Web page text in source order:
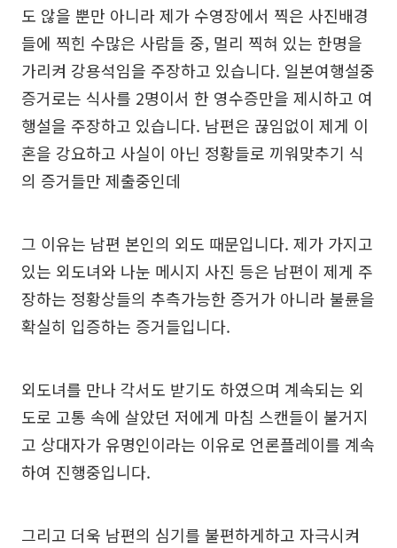
도 않을 뿐만 아니라 제가 수영장에서 찍은 사진배경
들에 찍힌 수많은 사람들 중, 멀리 찍혀 있는 한명을
가리켜 강용석임을 주장하고 있습니다. 일본여행설중
증거로는 식사를 2명이서 한 영수증만을 제시하고 여
행설을 주장하고 있습니다. 남편은 끊임없이 제게 이
혼을 강요하고 사실이 아닌 정황들로 끼워맞추기 식
의 증거들만 제출중인데
그 이유는 남편 본인의 외도 때문입니다. 제가 가지고
있는 외도녀와 나눈 메시지 사진 등은 남편이 제게 주
장하는 정황상들의 추측가능한 증거가 아니라 불륜을
확실히 입증하는 증거들입니다.
외도녀를 만나 각서도 받기도 하였으며 계속되는 외
도로 고통 속에 살았던 저에게 마침 스캔들이 불거지
고 상대자가 유명인이라는 이유로 언론플레이를 계속
하여 진행중입니다.
그리고 더욱 남편의 심기를 불편하게하고 자극시켜